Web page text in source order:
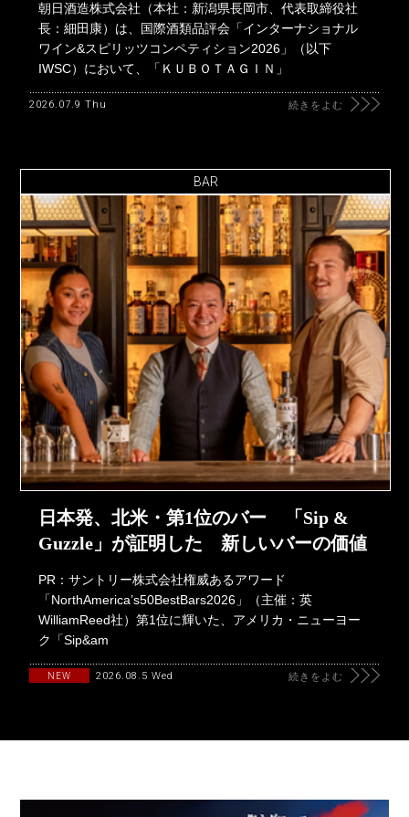
朝日酒造株式会社（本社：新潟県長岡市、代表取締役社
長：細田康）は、国際酒類品評会「インターナショナル
ワイン&スピリッツコンペティション2026」（以下
IWSC）において、「ＫＵＢＯＴＡＧＩＮ」
2026.07.9 Thu 続きをよむ
BAR
日本発、北米・第1位のバー 「Sip &
Guzzle」が証明した 新しいバーの価値
PR：サントリー株式会社権威あるアワード
「NorthAmerica’s50BestBars2026」（主催：英
WilliamReed社）第1位に輝いた、アメリカ・ニューヨー
ク「Sip&am
NEW 2026.08.5 Wed 続きをよむ